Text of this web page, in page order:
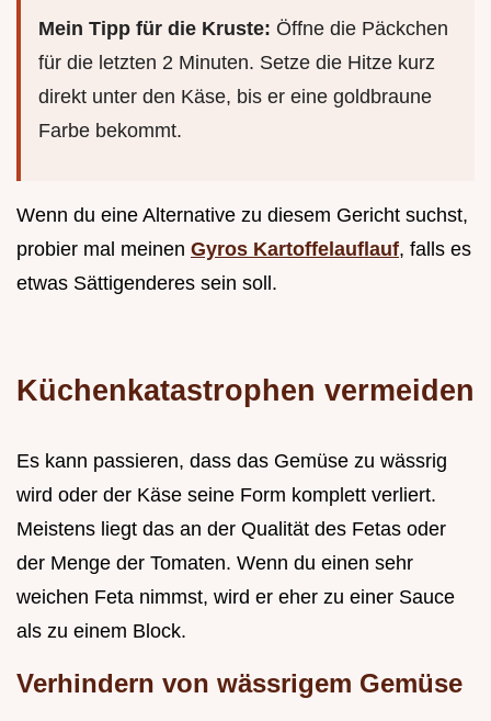
Mein Tipp für die Kruste: Öffne die Päckchen
für die letzten 2 Minuten. Setze die Hitze kurz
direkt unter den Käse, bis er eine goldbraune
Farbe bekommt.
Wenn du eine Alternative zu diesem Gericht suchst,
probier mal meinen Gyros Kartoffelauflauf, falls es
etwas Sättigenderes sein soll.
Küchenkatastrophen vermeiden
Es kann passieren, dass das Gemüse zu wässrig
wird oder der Käse seine Form komplett verliert.
Meistens liegt das an der Qualität des Fetas oder
der Menge der Tomaten. Wenn du einen sehr
weichen Feta nimmst, wird er eher zu einer Sauce
als zu einem Block.
Verhindern von wässrigem Gemüse